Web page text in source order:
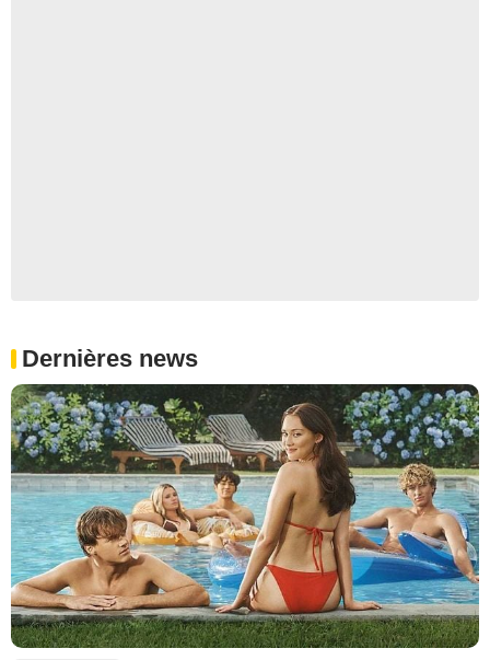
Dernières news